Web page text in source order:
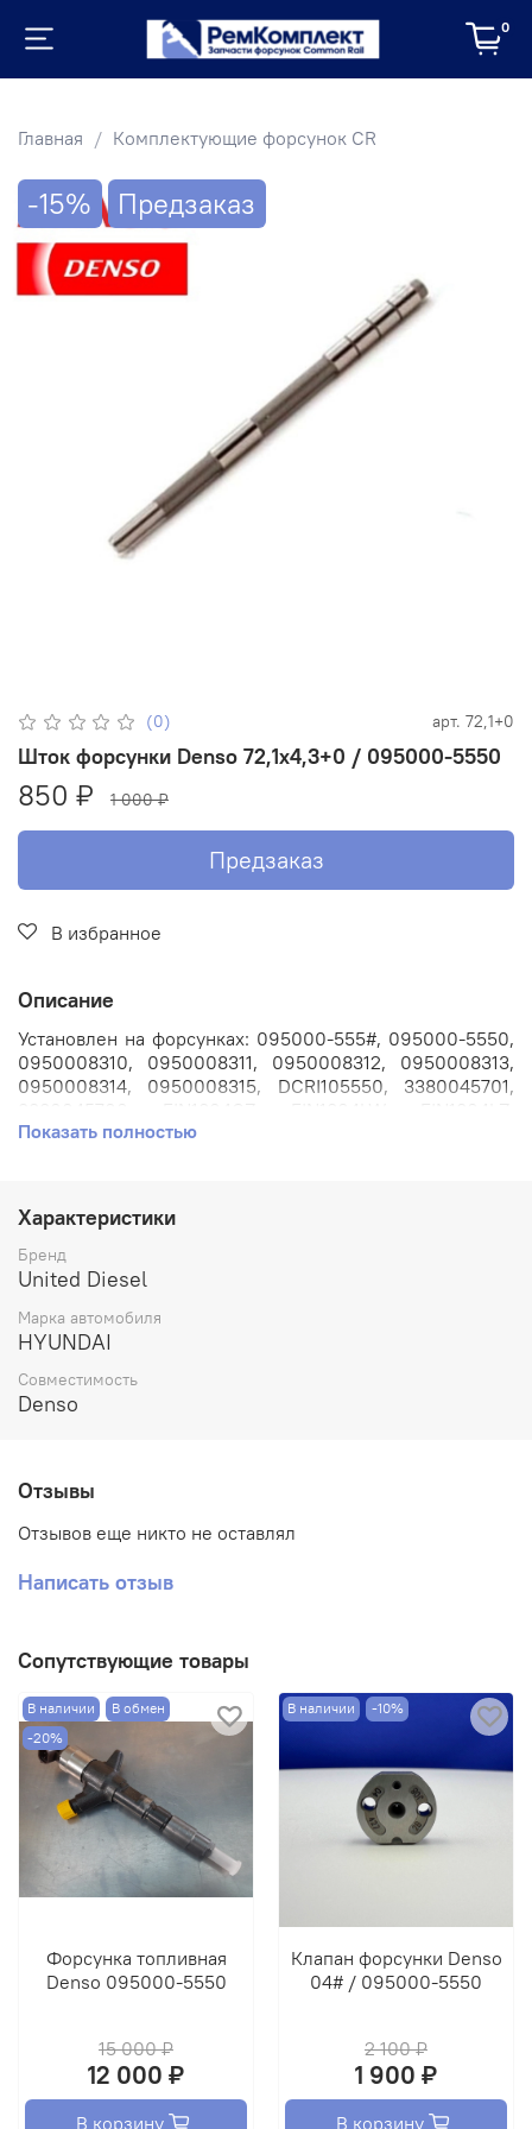
0
Главная Комплектующие форсунок CR
-15% Предзаказ
(0) арт. 72,1+0
Шток форсунки Denso 72,1х4,3+0 / 095000-5550
850 ₽ 1 000 ₽
Предзаказ
В избранное
Описание
Установлен на форсунках: 095000-555#, 095000-5550,
0950008310, 0950008311, 0950008312, 0950008313,
0950008314, 0950008315, DCRI105550, 3380045701,
FIN1804MT, FIN1804RF, FIN1804WY.
Размер: 72,1х4,3 мм.
Производитель: United Diesel.
Показать полностью
Характеристики
Бренд
United Diesel
Марка автомобиля
HYUNDAI
Совместимость
Denso
Отзывы
Отзывов еще никто не оставлял
Написать отзыв
Сопутствующие товары
В наличии
В обмен
-20%
Форсунка топливная
Denso 095000-5550
15 000 ₽
12 000 ₽
В корзину
В наличии -10%
Клапан форсунки Denso
04# / 095000-5550
2 100 ₽
1 900 ₽
В корзину